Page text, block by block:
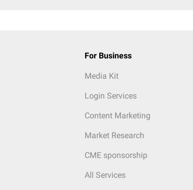
For Business
Media Kit
Login Services
Content Marketing
Market Research
CME sponsorship
All Services